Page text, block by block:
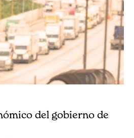
del gobierno de